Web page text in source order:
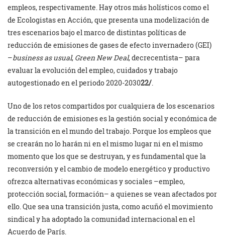
empleos, respectivamente. Hay otros más holísticos como el
de Ecologistas en Acción, que presenta una modelización de
tres escenarios bajo el marco de distintas políticas de
reducción de emisiones de gases de efecto invernadero (GEI)
–business as usual, Green New Deal, decrecentista– para
evaluar la evolución del empleo, cuidados y trabajo
autogestionado en el periodo 2020-203022/
Uno de los retos compartidos por cualquiera de los escenarios
de reducción de emisiones es la gestión social y económica de
la transición en el mundo del trabajo. Porque los empleos que
se crearán no lo harán ni en el mismo lugar ni en el mismo
momento que los que se destruyan, y es fundamental que la
reconversión y el cambio de modelo energético y productivo
ofrezca alternativas económicas y sociales –empleo,
protección social, formación– a quienes se vean afectados por
ello. Que sea una transición justa, como acuñó el movimiento
sindical y ha adoptado la comunidad internacional en el
Acuerdo de París.